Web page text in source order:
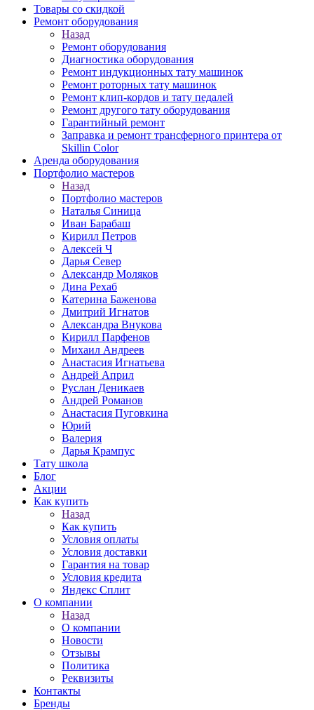
Товары со скидкой
Ремонт оборудования
Назад
Ремонт оборудования
Диагностика оборудования
Ремонт индукционных тату машинок
Ремонт роторных тату машинок
Ремонт клип-кордов и тату педалей
Ремонт другого тату оборудования
Гарантийный ремонт
Заправка и ремонт трансферного принтера от
Skillin Color
Аренда оборудования
Портфолио мастеров
Назад
Портфолио мастеров
Наталья Синица
Иван Барабаш
Кирилл Петров
Алексей Ч
Дарья Север
Александр Моляков
Дина Рехаб
Катерина Баженова
Дмитрий Игнатов
Александра Внукова
Кирилл Парфенов
Михаил Андреев
Анастасия Игнатьева
Андрей Април
Руслан Деникаев
Андрей Романов
Анастасия Пуговкина
Юрий
Валерия
Дарья Крампус
Тату школа
Блог
Акции
Как купить
Назад
Как купить
Условия оплаты
Условия доставки
Гарантия на товар
Условия кредита
Яндекс Сплит
О компании
Назад
О компании
Новости
Отзывы
Политика
Реквизиты
Контакты
Бренды